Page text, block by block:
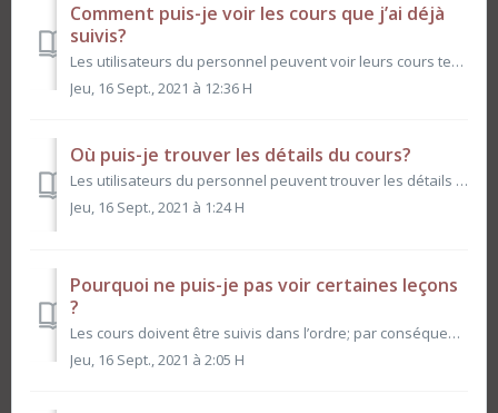
Comment puis-je voir les cours que j’ai déjà
suivis?
Les utilisateurs du personnel peuvent voir leurs cours terminés à deux endroits : directement à partir du tableau de bord ou dans l’onglet Vos cours. Dans l...
Jeu, 16 Sept., 2021 à 12:36 H
Où puis-je trouver les détails du cours?
Les utilisateurs du personnel peuvent trouver les détails des cours en cliquant sur Vos cours en haut de leurs écrans. À partir de là, ils peuvent trouver l...
Jeu, 16 Sept., 2021 à 1:24 H
Pourquoi ne puis-je pas voir certaines leçons
?
Les cours doivent être suivis dans l’ordre; par conséquent, certaines leçons ne seront pas disponibles tant que vous n’aurez pas regardé la leçon précédente...
Jeu, 16 Sept., 2021 à 2:05 H